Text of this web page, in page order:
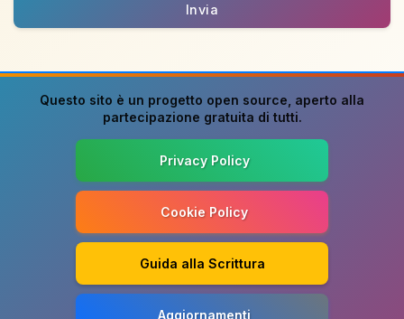
Invia
Questo sito è un progetto open source , aperto alla
partecipazione gratuita di tutti.
Privacy Policy
Cookie Policy
Guida alla Scrittura
Aggiornamenti